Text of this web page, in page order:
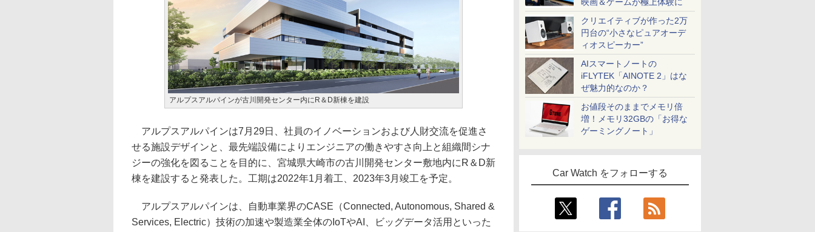
クリエイティブが作った2万
円台の“小さなピュアオーデ
ィオスピーカー”
AIスマートノートの
iFLYTEK「AINOTE 2」はな
ぜ魅力的なのか？
お値段そのままでメモリ倍
増！メモリ32GBの「お得な
ゲーミングノート」
Car Watch をフォローする
アルプスアルパインが古川開発センター内にR＆D新棟を建設
アルプスアルパインは7月29日、社員のイノベーションおよび人財交流を促進さ
せる施設デザインと、最先端設備によりエンジニアの働きやすさ向上と組織間シナ
ジーの強化を図ることを目的に、宮城県大崎市の古川開発センター敷地内にR＆D新
棟を建設すると発表した。工期は2022年1月着工、2023年3月竣工を予定。
アルプスアルパインは、自動車業界のCASE（Connected, Autonomous, Shared &
Services, Electric）技術の加速や製造業全体のIoTやAI、ビッグデータ活用といった